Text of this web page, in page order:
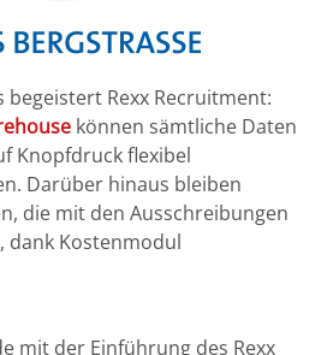
begeistert Rexx Recruitment:
können sämtliche Daten
Knopfdruck flexibel
Darüber hinaus bleiben
die mit den Ausschreibungen
dank Kostenmodul
mit der Einführung des Rexx